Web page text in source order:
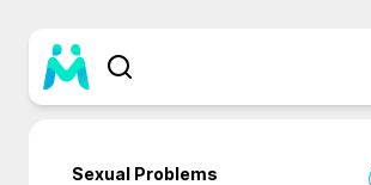
Sexual Problems